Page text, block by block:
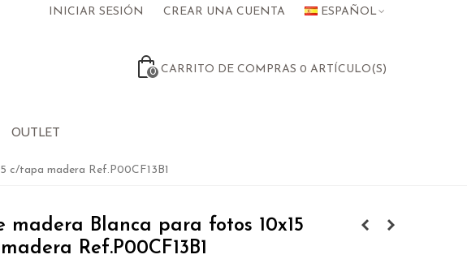
INICIAR SESIÓN CREAR UNA CUENTA ESPAÑOL
0 CARRITO DE COMPRAS 0 ARTÍCULO(S)
OUTLET
c/tapa madera Ref.P00CF13B1
madera Blanca para fotos 10x15
Ref.P00CF13B1